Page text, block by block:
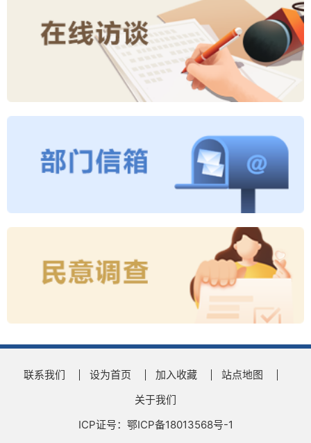
联系我们 设为首页 加入收藏
站点地图
关于我们
ICP证号：鄂ICP备18013568号-1